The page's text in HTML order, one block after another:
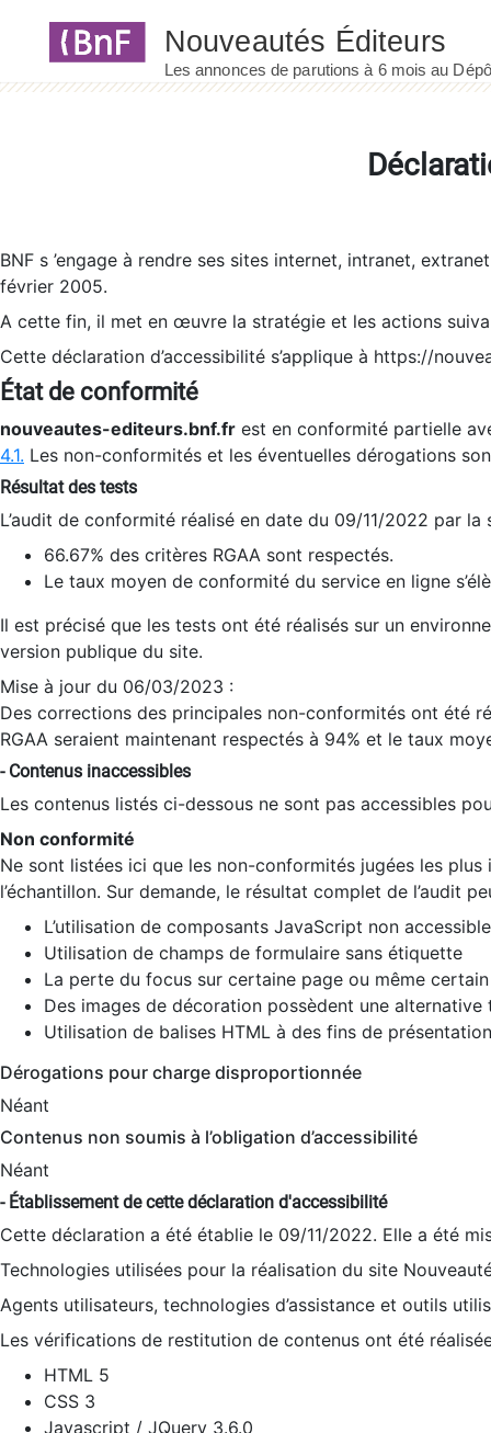
BNF s ’engage à rendre ses sites internet, intranet,
février 2005.
A cette fin, il met en œuvre la stratégie et les actions
Cette déclaration d’accessibilité s’applique à https://
État de conformité
nouveautes-editeurs.bnf.fr est en conformité partielle
4.1. Les non-conformités et les éventuelles dérogations
Résultat des tests
L’audit de conformité réalisé en date du 09/11/2022 par
66.67% des critères RGAA sont respectés.
Le taux moyen de conformité du service en ligne
Il est précisé que les tests ont été réalisés sur un
version publique du site.
Mise à jour du 06/03/2023 :
Des corrections des principales non-conformités ont été
RGAA seraient maintenant respectés à 94% et le taux
- Contenus inaccessibles
Les contenus listés ci-dessous ne sont pas accessibles
Non conformité
Ne sont listées ici que les non-conformités jugées les
l’échantillon. Sur demande, le résultat complet de l’audit
L’utilisation de composants JavaScript non
Utilisation de champs de formulaire sans étiquette
La perte du focus sur certaine page ou même
Des images de décoration possèdent une alternative
Utilisation de balises HTML à des fins de
Dérogations pour charge disproportionnée
Néant
Contenus non soumis à l’obligation d’accessibilité
Néant
- Établissement de cette déclaration d'accessibilité
Cette déclaration a été établie le 09/11/2022. Elle a été
Technologies utilisées pour la réalisation du site
Agents utilisateurs, technologies d’assistance et outils
Les vérifications de restitution de contenus ont été
HTML 5
CSS 3
Javascript / JQuery 3.6.0